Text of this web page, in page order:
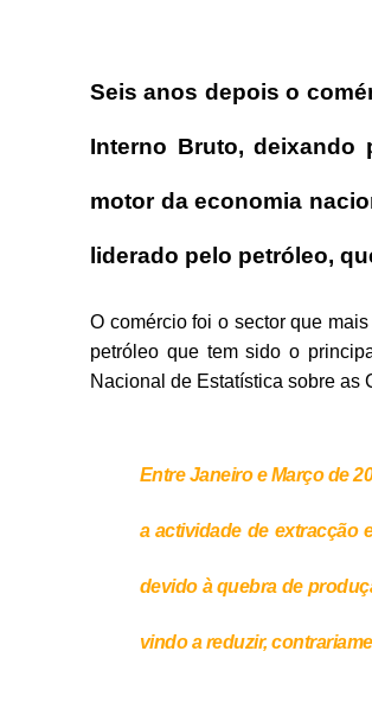
Seis anos depois o
Interno Bruto, deixando
motor da economia
liderado pelo petróleo,
O comércio foi o sector que
petróleo que tem sido o
Nacional de Estatística sobre as
Entre Janeiro e Março de
a actividade de extracção
devido à quebra de
vindo a reduzir,